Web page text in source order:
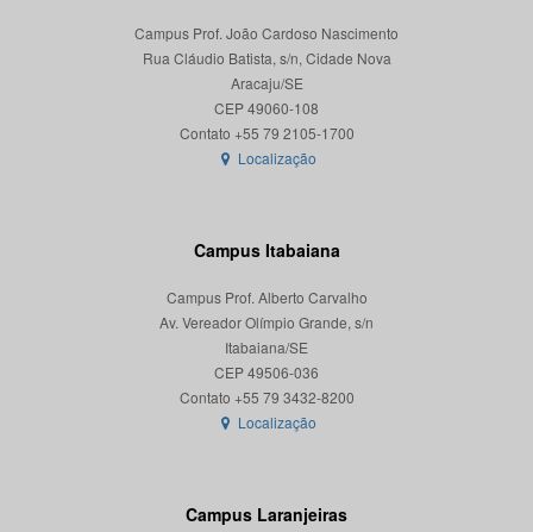
Campus Prof. João Cardoso Nascimento
Rua Cláudio Batista, s/n, Cidade Nova
Aracaju/SE
CEP 49060-108
Localização
Campus Itabaiana
Campus Prof. Alberto Carvalho
Av. Vereador Olímpio Grande, s/n
Itabaiana/SE
CEP 49506-036
Localização
Campus Laranjeiras